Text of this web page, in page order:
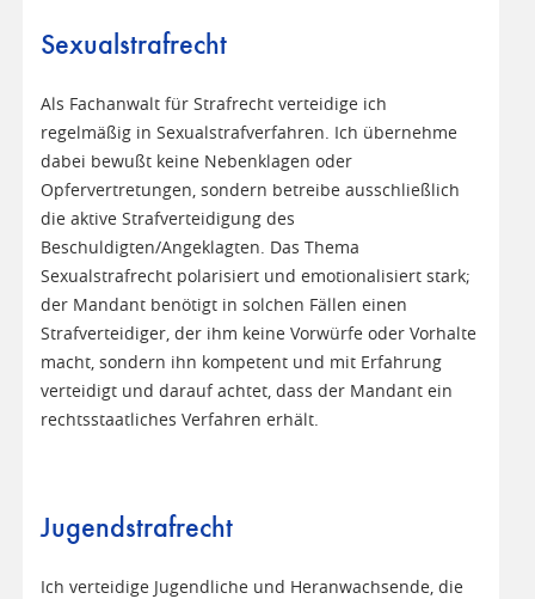
Sexualstrafrecht
Als Fachanwalt für Strafrecht verteidige ich
regelmäßig in Sexualstrafverfahren. Ich übernehme
dabei bewußt keine Nebenklagen oder
Opfervertretungen, sondern betreibe ausschließlich
die aktive Strafverteidigung des
Beschuldigten/Angeklagten. Das Thema
Sexualstrafrecht polarisiert und emotionalisiert stark;
der Mandant benötigt in solchen Fällen einen
Strafverteidiger, der ihm keine Vorwürfe oder Vorhalte
macht, sondern ihn kompetent und mit Erfahrung
verteidigt und darauf achtet, dass der Mandant ein
rechtsstaatliches Verfahren erhält.
Jugendstrafrecht
Ich verteidige Jugendliche und Heranwachsende, die